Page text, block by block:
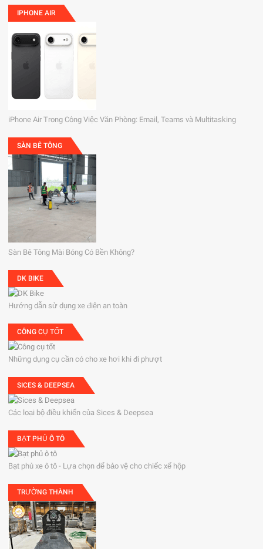
IPHONE AIR
iPhone Air Trong Công Việc Văn Phòng: Email, Teams và Multitasking
SÀN BÊ TÔNG
Sàn Bê Tông Mài Bóng Có Bền Không?
DK BIKE
Hướng dẫn sử dụng xe điện an toàn
CÔNG CỤ TỐT
Những dụng cụ cần có cho xe hơi khi đi phượt
SICES & DEEPSEA
Các loại bộ điều khiển của Sices & Deepsea
BẠT PHỦ Ô TÔ
Bạt phủ xe ô tô - Lựa chọn để bảo vệ cho chiếc xế hộp
TRƯỜNG THÀNH